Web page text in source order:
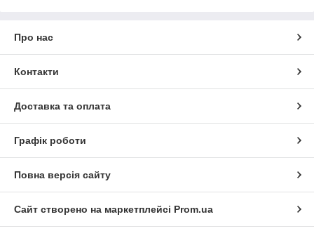
Про нас
Контакти
Доставка та оплата
Графік роботи
Повна версія сайту
Сайт створено на маркетплейсі Prom.ua